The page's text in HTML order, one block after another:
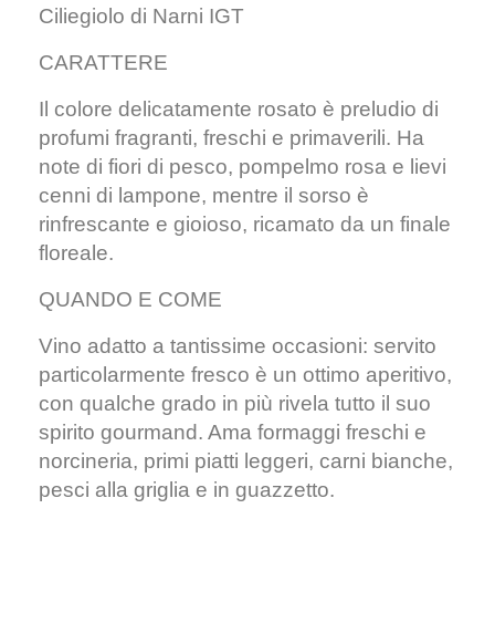
Ciliegiolo di Narni IGT
CARATTERE
Il colore delicatamente rosato è preludio di
profumi fragranti, freschi e primaverili. Ha
note di fiori di pesco, pompelmo rosa e lievi
cenni di lampone, mentre il sorso è
rinfrescante e gioioso, ricamato da un finale
floreale.
QUANDO E COME
Vino adatto a tantissime occasioni: servito
particolarmente fresco è un ottimo aperitivo,
con qualche grado in più rivela tutto il suo
spirito gourmand. Ama formaggi freschi e
norcineria, primi piatti leggeri, carni bianche,
pesci alla griglia e in guazzetto.